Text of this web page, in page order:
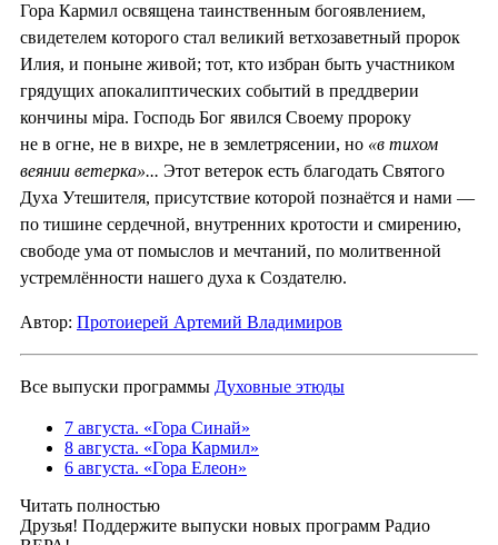
Гора Кармил освящена таинственным богоявлением,
свидетелем которого стал великий ветхозаветный пророк
Илия, и поныне живой; тот, кто избран быть участником
грядущих апокалиптических событий в преддверии
кончины мiра. Господь Бог явился Своему пророку
не в огне, не в вихре, не в землетрясении, но «в тихом
веянии ветерка»... Этот ветерок есть благодать Святого
Духа Утешителя, присутствие которой познаётся и нами —
по тишине сердечной, внутренних кротости и смирению,
свободе ума от помыслов и мечтаний, по молитвенной
устремлённости нашего духа к Создателю.
Автор: Протоиерей Артемий Владимиров
Все выпуски программы Духовные этюды
7 августа. «Гора Синай»
8 августа. «Гора Кармил»
6 августа. «Гора Елеон»
Читать полностью
Друзья! Поддержите выпуски новых программ Радио